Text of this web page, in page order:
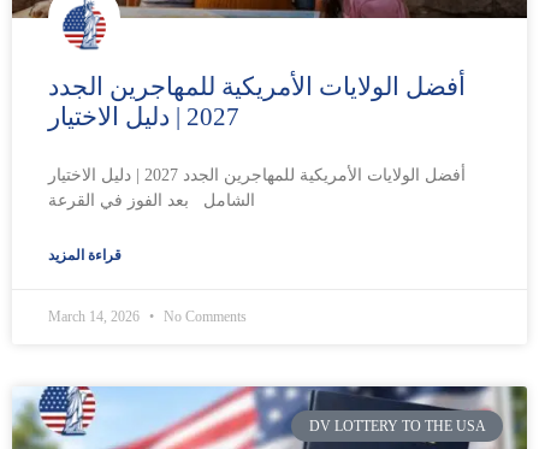
أفضل الولايات الأمريكية للمهاجرين الجدد
2027 | دليل الاختيار
أفضل الولايات الأمريكية للمهاجرين الجدد 2027 | دليل الاختيار
الشامل بعد الفوز في القرعة
قراءة المزيد
March 14, 2026 No Comments
DV LOTTERY TO THE USA